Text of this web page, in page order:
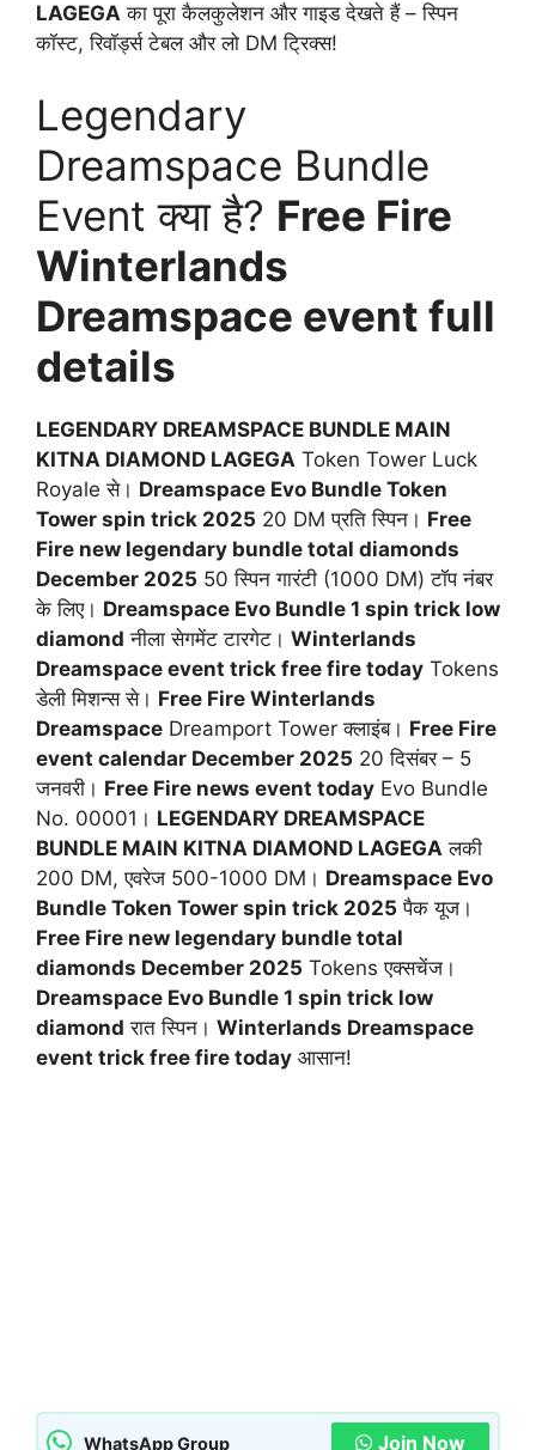
LAGEGA का पूरा कैलकुलेशन और गाइड देखते हैं – स्पिन
कॉस्ट, रिवॉर्ड्स टेबल और लो DM ट्रिक्स!
Legendary
Dreamspace Bundle
Event क्या है? Free Fire
Winterlands
Dreamspace event full
details
LEGENDARY DREAMSPACE BUNDLE MAIN
KITNA DIAMOND LAGEGA Token Tower Luck
Royale से। Dreamspace Evo Bundle Token
Tower spin trick 2025 20 DM प्रति स्पिन। Free
Fire new legendary bundle total diamonds
December 2025 50 स्पिन गारंटी (1000 DM) टॉप नंबर
के लिए। Dreamspace Evo Bundle 1 spin trick low
diamond नीला सेगमेंट टारगेट। Winterlands
Dreamspace event trick free fire today Tokens
डेली मिशन्स से। Free Fire Winterlands
Dreamspace Dreamport Tower क्लाइंब। Free Fire
event calendar December 2025 20 दिसंबर – 5
जनवरी। Free Fire news event today Evo Bundle
No. 00001। LEGENDARY DREAMSPACE
BUNDLE MAIN KITNA DIAMOND LAGEGA लकी
200 DM, एवरेज 500-1000 DM। Dreamspace Evo
Bundle Token Tower spin trick 2025 पैक यूज।
Free Fire new legendary bundle total
diamonds December 2025 Tokens एक्सचेंज।
Dreamspace Evo Bundle 1 spin trick low
diamond रात स्पिन। Winterlands Dreamspace
event trick free fire today आसान!
WhatsApp Group Join Now